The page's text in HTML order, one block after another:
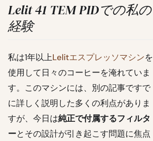
Lelit 41 TEM PIDでの私の
経験
私は1年以上Lelitエスプレッソマシンを
使用して日々のコーヒーを淹れていま
す。このマシンには、別の記事ですで
に詳しく説明した多くの利点がありま
すが、今日は純正で付属するフィルタ
ーとその設計が引き起こす問題に焦点